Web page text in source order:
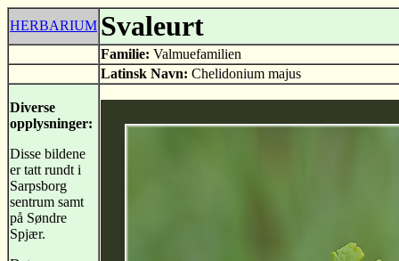
HERBARIUM Svaleurt
Familie: Valmuefamilien
Latinsk Navn: Chelidonium majus
Diverse
opplysninger:
Disse bildene
er tatt rundt i
Sarpsborg
sentrum samt
på Søndre
Spjær.